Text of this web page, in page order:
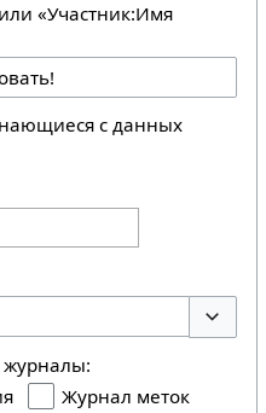
«Участник:Имя
с данных
журналы:
Журнал меток